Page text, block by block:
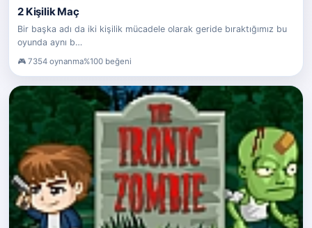
2 Kişilik Maç
Bir başka adı da iki kişilik mücadele olarak geride bıraktığımız bu
oyunda aynı b…
7354 oynanma%100 beğeni